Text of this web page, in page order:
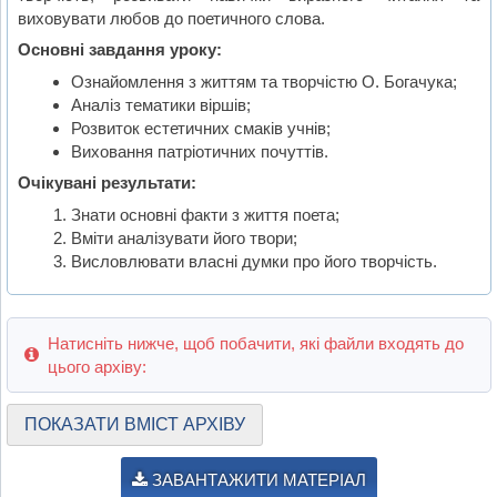
виховувати любов до поетичного слова.
Основні завдання уроку:
Ознайомлення з життям та творчістю О. Богачука;
Аналіз тематики віршів;
Розвиток естетичних смаків учнів;
Виховання патріотичних почуттів.
Очікувані результати:
Знати основні факти з життя поета;
Вміти аналізувати його твори;
Висловлювати власні думки про його творчість.
Натисніть нижче, щоб побачити, які файли входять до
цього архіву:
ПОКАЗАТИ ВМІСТ АРХІВУ
ЗАВАНТАЖИТИ МАТЕРІАЛ